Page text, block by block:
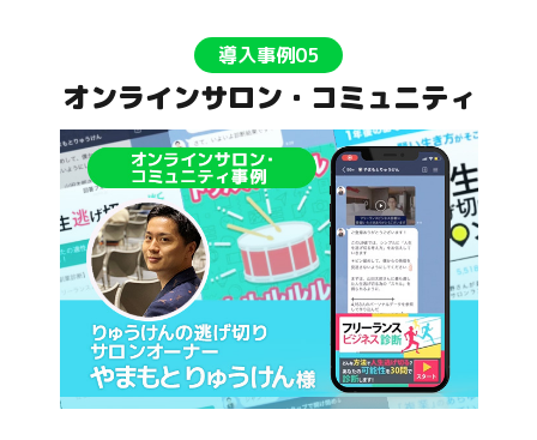
導入事例05
オンラインサロン・コミュニティ